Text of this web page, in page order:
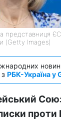
представниця ЄС
(Getty Images)
РБК-Україна у
проти